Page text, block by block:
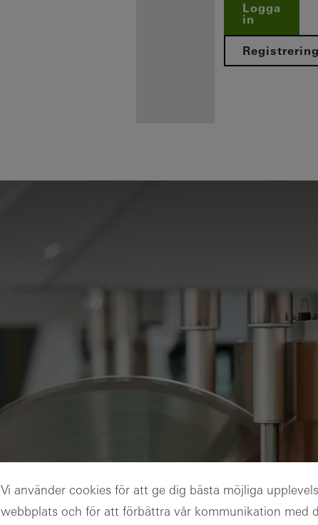
dig som
Logga
in
Registrering
Vi använder cookies för att ge dig bästa möjliga
webbplats och för att förbättra vår kommunikation med